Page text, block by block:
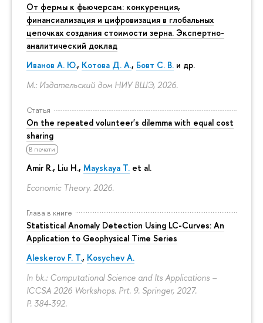
От фермы к фьючерсам: конкуренция,
финансиализация и цифровизация в глобальных
цепочках создания стоимости зерна. Экспертно-
аналитический доклад
Иванов А. Ю., Котова Д. А., Бовт С. В. и др.
М.: Издательский дом НИУ ВШЭ, 2026.
Статья
On the repeated volunteer's dilemma with equal cost
sharing
В печати
Amir R., Liu H., Mayskaya T. et al.
Economic Theory. 2026.
Глава в книге
Statistical Anomaly Detection Using LC-Curves: An
Application to Geophysical Time Series
Aleskerov F. T., Kosychev A.
In bk.: Computational Science and Its Applications –
ICCSA 2026 Workshops. Prt. 9. Springer, 2027.
P. 384-392.